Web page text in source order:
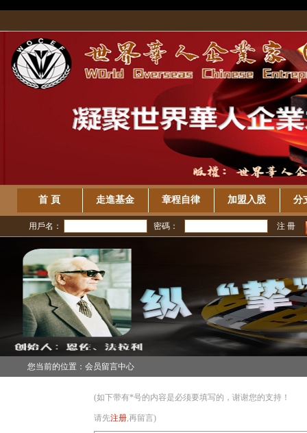
首 頁 走進基金 章程自律 加盟入股 分
用戶名： 密碼： 注 冊
您当前的位置：会员留言中心
(如下带有*号的内容是必须要填写的，谢谢您的支持！
请先注册,再留言)